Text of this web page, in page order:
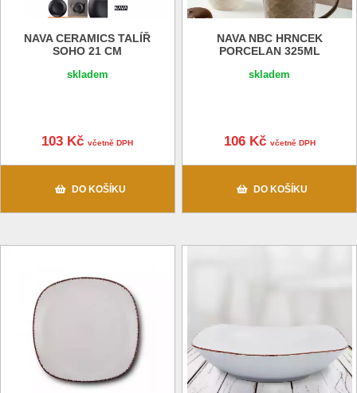
NAVA CERAMICS TALÍŘ
SOHO 21 CM
skladem
103 Kčvčetně DPH
DO KOŠÍKU
NAVA NBC HRNCEK
PORCELAN 325ML
skladem
106 Kč včetně DPH
DO KOŠÍKU